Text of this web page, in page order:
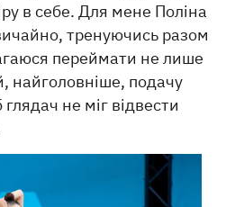
в себе. Для мене Поліна
тренуючись разом
переймати не лише
найголовніше, подачу
не міг відвести